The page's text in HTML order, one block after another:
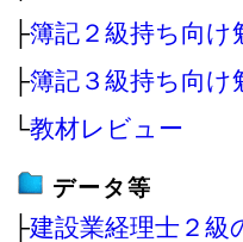
├簿記２級持ち向け
├簿記３級持ち向け
└教材レビュー
データ等
├建設業経理士２級